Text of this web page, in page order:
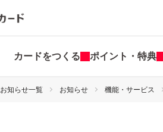
カードをつくる ポイント・特典
お知らせ一覧 お知らせ 機能・サービス